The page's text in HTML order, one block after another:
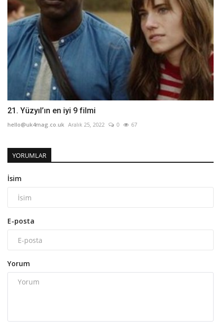
21. Yüzyıl’ın en iyi 9 filmi
hello@uk4mag.co.uk Aralık 25, 2022 0 67
YORUMLAR
İsim
E-posta
Yorum